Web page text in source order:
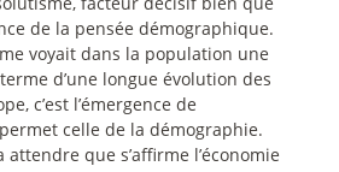
de la pensée démographique.
voyait dans la population une
d’une longue évolution des
c’est l’émergence de
celle de la démographie.
que s’affirme l’économie